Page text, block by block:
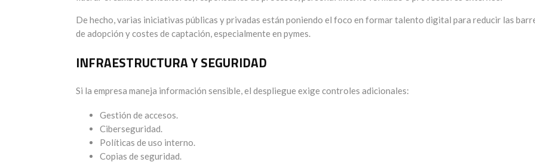
De hecho, varias iniciativas públicas y privadas están poniendo el foco en formar talento digital para reducir las
de adopción y costes de captación, especialmente en pymes.
INFRAESTRUCTURA Y SEGURIDAD
Si la empresa maneja información sensible, el despliegue exige controles adicionales:
Gestión de accesos.
Ciberseguridad.
Políticas de uso interno.
Copias de seguridad.